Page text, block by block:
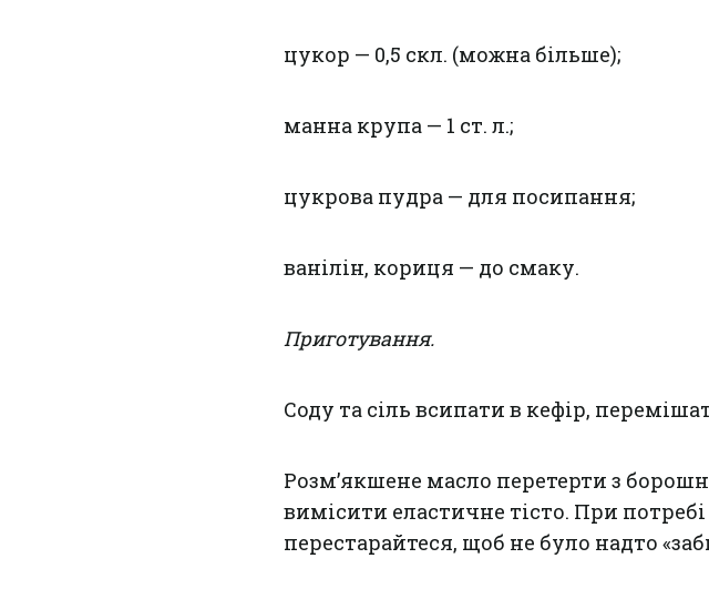
цукор — 0,5 скл. (можна більше);
манна крупа — 1 ст. л.;
цукрова пудра — для посипання;
ванілін, кориця — до смаку.
Приготування.
Соду та сіль всипати в кефір,
Розм’якшене масло перетерти з
вимісити еластичне тісто. При
перестарайтеся, щоб не було надто